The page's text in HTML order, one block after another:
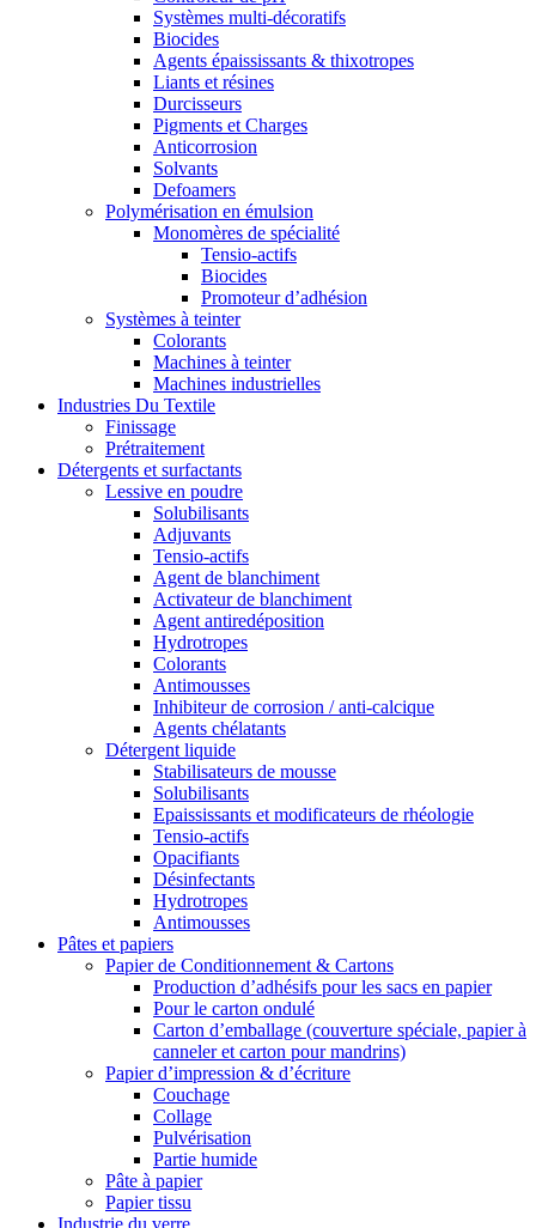
Systèmes multi-décoratifs
Biocides
Agents épaississants & thixotropes
Liants et résines
Durcisseurs
Pigments et Charges
Anticorrosion
Solvants
Defoamers
Polymérisation en émulsion
Monomères de spécialité
Tensio-actifs
Biocides
Promoteur d’adhésion
Systèmes à teinter
Colorants
Machines à teinter
Machines industrielles
Industries Du Textile
Finissage
Prétraitement
Détergents et surfactants
Lessive en poudre
Solubilisants
Adjuvants
Tensio-actifs
Agent de blanchiment
Activateur de blanchiment
Agent antiredéposition
Hydrotropes
Colorants
Antimousses
Inhibiteur de corrosion / anti-calcique
Agents chélatants
Détergent liquide
Stabilisateurs de mousse
Solubilisants
Epaississants et modificateurs de rhéologie
Tensio-actifs
Opacifiants
Désinfectants
Hydrotropes
Antimousses
Pâtes et papiers
Papier de Conditionnement & Cartons
Production d’adhésifs pour les sacs en papier
Pour le carton ondulé
Carton d’emballage (couverture spéciale, papier à
canneler et carton pour mandrins)
Papier d’impression & d’écriture
Couchage
Collage
Pulvérisation
Partie humide
Pâte à papier
Papier tissu
Industrie du verre